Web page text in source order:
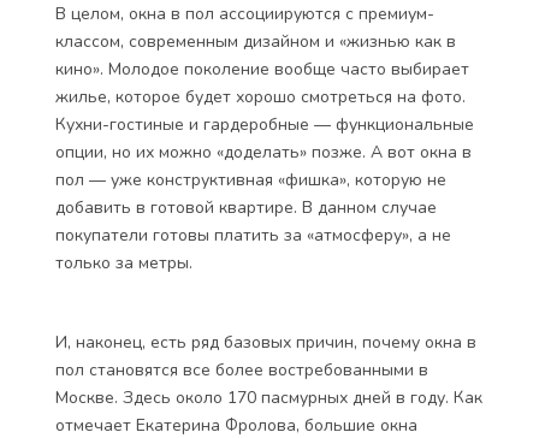
В целом, окна в пол ассоциируются с премиум-
классом, современным дизайном и «жизнью как в
кино». Молодое поколение вообще часто выбирает
жилье, которое будет хорошо смотреться на фото.
Кухни-гостиные и гардеробные — функциональные
опции, но их можно «доделать» позже. А вот окна в
пол — уже конструктивная «фишка», которую не
добавить в готовой квартире. В данном случае
покупатели готовы платить за «атмосферу», а не
только за метры.
И, наконец, есть ряд базовых причин, почему окна в
пол становятся все более востребованными в
Москве. Здесь около 170 пасмурных дней в году. Как
отмечает Екатерина Фролова, большие окна